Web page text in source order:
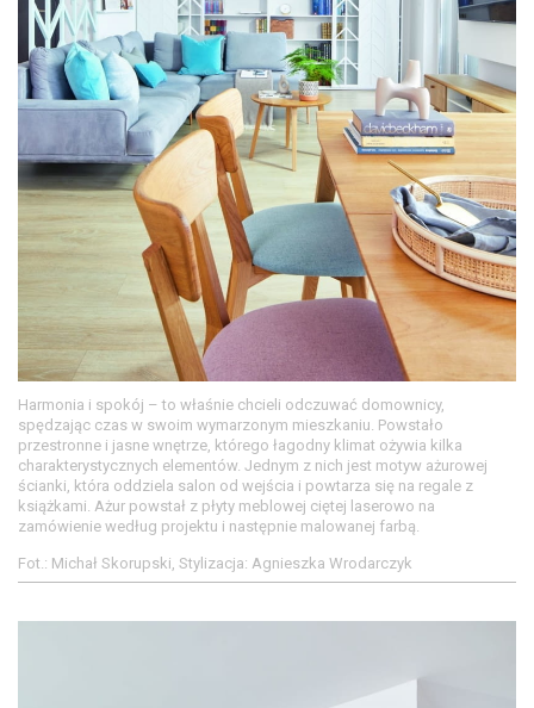
Harmonia i spokój – to właśnie chcieli odczuwać domownicy,
spędzając czas w swoim wymarzonym mieszkaniu. Powstało
przestronne i jasne wnętrze, którego łagodny klimat ożywia kilka
charakterystycznych elementów. Jednym z nich jest motyw ażurowej
ścianki, która oddziela salon od wejścia i powtarza się na regale z
książkami. Ażur powstał z płyty meblowej ciętej laserowo na
zamówienie według projektu i następnie malowanej farbą.
Fot.: Michał Skorupski, Stylizacja: Agnieszka Wrodarczyk